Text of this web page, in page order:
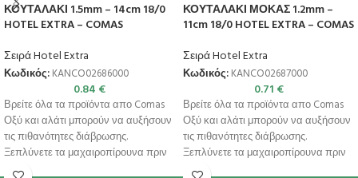
ΚΟΥΤΑΛΑΚΙ 1.5mm – 14cm 18/0
HOTEL EXTRA – COMAS
Σειρά Hotel Extra
Κωδικός: KANCO02686000
0.84 €
Βρείτε όλα τα προϊόντα απο Comas
Οξύ και αλάτι μπορούν να αυξήσουν
τις πιθανότητες διάβρωσης.
Ξεπλύνετε τα μαχαιροπίρουνα πριν
τα
ΚΟΥΤΑΛΑΚΙ ΜΟΚΑΣ 1.2mm –
11cm 18/0 HOTEL EXTRA – COMAS
Σειρά Hotel Extra
Κωδικός: KANCO02687000
0.71 €
Βρείτε όλα τα προϊόντα απο Comas
Οξύ και αλάτι μπορούν να αυξήσουν
τις πιθανότητες διάβρωσης.
Ξεπλύνετε τα μαχαιροπίρουνα πριν
τα